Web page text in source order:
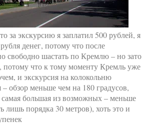
за экскурсию я заплатил 500 рублей, я
денег, потому что после
свободно шастать по Кремлю – но зато
потому что к тому моменту Кремль уже
и экскурсия на колокольню
– обзор меньше чем на 180 градусов,
самая большая из возможных – меньше
лишь порядка 30 метров), хоть это и